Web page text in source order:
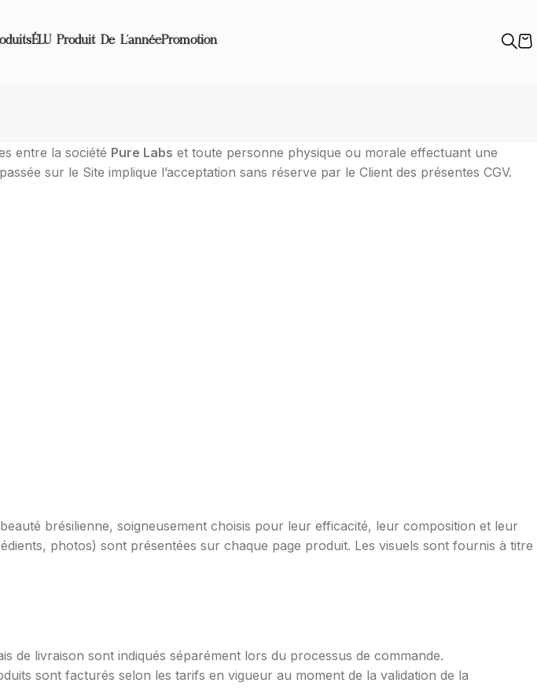
ÉLU Produit De L’annéePromotion
entre la société Pure Labs et toute personne physique ou morale effectuant une
sur le Site implique l’acceptation sans réserve par le Client des présentes CGV.
brésilienne, soigneusement choisis pour leur efficacité, leur composition et leur
photos) sont présentées sur chaque page produit. Les visuels sont fournis à titre
de livraison sont indiqués séparément lors du processus de commande.
sont facturés selon les tarifs en vigueur au moment de la validation de la